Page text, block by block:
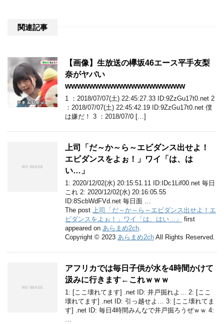
関連記事
【画像】生放送の欅坂46エース平手友梨
奈がヤバい
wwwwwwwwwwwwwwwwwwww
1 ：2018/07/07(土) 22:45:27.33 ID:9ZzGu17t0.net 2
：2018/07/07(土) 22:45:42.19 ID:9ZzGu17t0.net 僕
は嫌だ！ 3 ：2018/07/0 […]
上司「だ～か～ら～エビダンス出せよ！
エビダンスをよぉ！」ワイ「は、は
い…」
1: 2020/12/02(水) 20:15:51.11 ID:IDc1Lif00.net 毎日
これ 2: 2020/12/02(水) 20:16:05.55
ID:8ScbWdFVd.net 毎日面 …
The post 上司「だ～か～ら～エビダンス出せよ！エ
ビダンスをよぉ！」ワイ「は、はい…」
first
appeared on あらまめ2ch.
Copyright © 2023 あらまめ2ch All Rights Reserved.
アフリカでは毎日子供が水を4時間かけて
汲みに行きます←これｗｗｗ
1: [ここ壊れてます] .net ID: 井戸掘れよ… 2: [ここ
壊れてます] .net ID: 引っ越せよ… 3: [ここ壊れてま
す] .net ID: 毎日4時間みんなで井戸掘ろうぜｗｗ 4:
…